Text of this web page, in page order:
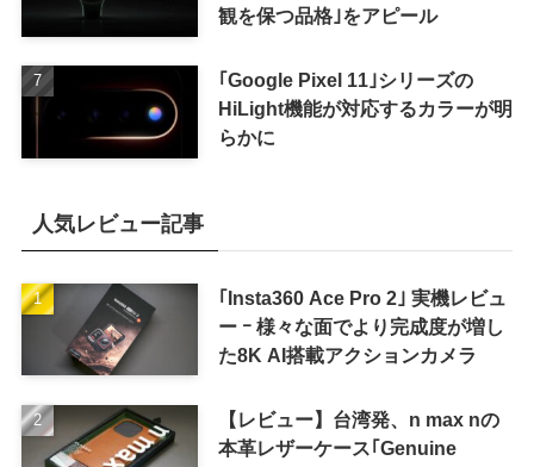
観を保つ品格｣をアピール
｢Google Pixel 11｣シリーズの
HiLight機能が対応するカラーが明
らかに
人気レビュー記事
｢Insta360 Ace Pro 2｣ 実機レビュ
ー ｰ 様々な面でより完成度が増し
た8K AI搭載アクションカメラ
【レビュー】台湾発、n max nの
本革レザーケース｢Genuine